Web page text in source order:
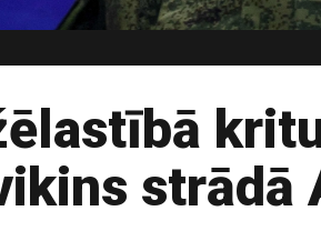
strādā